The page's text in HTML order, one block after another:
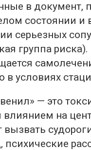
в документ,
состоянии и
серьезных
группа риска).
в условиях
— это
влиянием на
вызвать